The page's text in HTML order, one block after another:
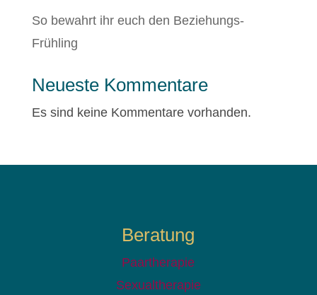
So bewahrt ihr euch den Beziehungs-
Frühling
Neueste Kommentare
Es sind keine Kommentare vorhanden.
Beratung
Paartherapie
Sexualtherapie